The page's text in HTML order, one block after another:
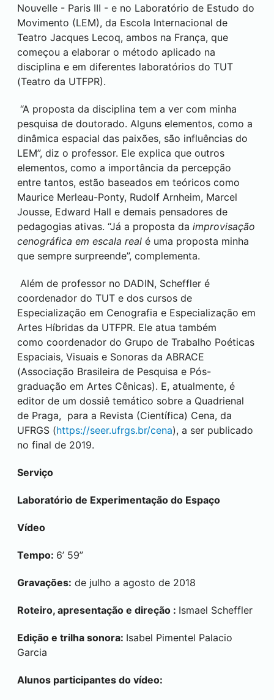
Nouvelle - Paris III - e no Laboratório de Estudo do
Movimento (LEM), da Escola Internacional de
Teatro Jacques Lecoq, ambos na França, que
começou a elaborar o método aplicado na
disciplina e em diferentes laboratórios do TUT
(Teatro da UTFPR).
“A proposta da disciplina tem a ver com minha
pesquisa de doutorado. Alguns elementos, como a
dinâmica espacial das paixões, são influências do
LEM”, diz o professor. Ele explica que outros
elementos, como a importância da percepção
entre tantos, estão baseados em teóricos como
Maurice Merleau-Ponty, Rudolf Arnheim, Marcel
Jousse, Edward Hall e demais pensadores de
pedagogias ativas. “Já a proposta da improvisação
cenográfica em escala real é uma proposta minha
que sempre surpreende”, complementa.
Além de professor no DADIN, Scheffler é
coordenador do TUT e dos cursos de
Especialização em Cenografia e Especialização em
Artes Híbridas da UTFPR. Ele atua também
como coordenador do Grupo de Trabalho Poéticas
Espaciais, Visuais e Sonoras da ABRACE
(Associação Brasileira de Pesquisa e Pós-
graduação em Artes Cênicas). E, atualmente, é
editor de um dossiê temático sobre a Quadrienal
de Praga, para a Revista (Científica) Cena, da
UFRGS (https://seer.ufrgs.br/cena), a ser publicado
no final de 2019.
Serviço
Laboratório de Experimentação do Espaço
Vídeo
Tempo: 6’ 59”
Gravações: de julho a agosto de 2018
Roteiro, apresentação e direção : Ismael Scheffler
Edição e trilha sonora: Isabel Pimentel Palacio
Garcia
Alunos participantes do vídeo: